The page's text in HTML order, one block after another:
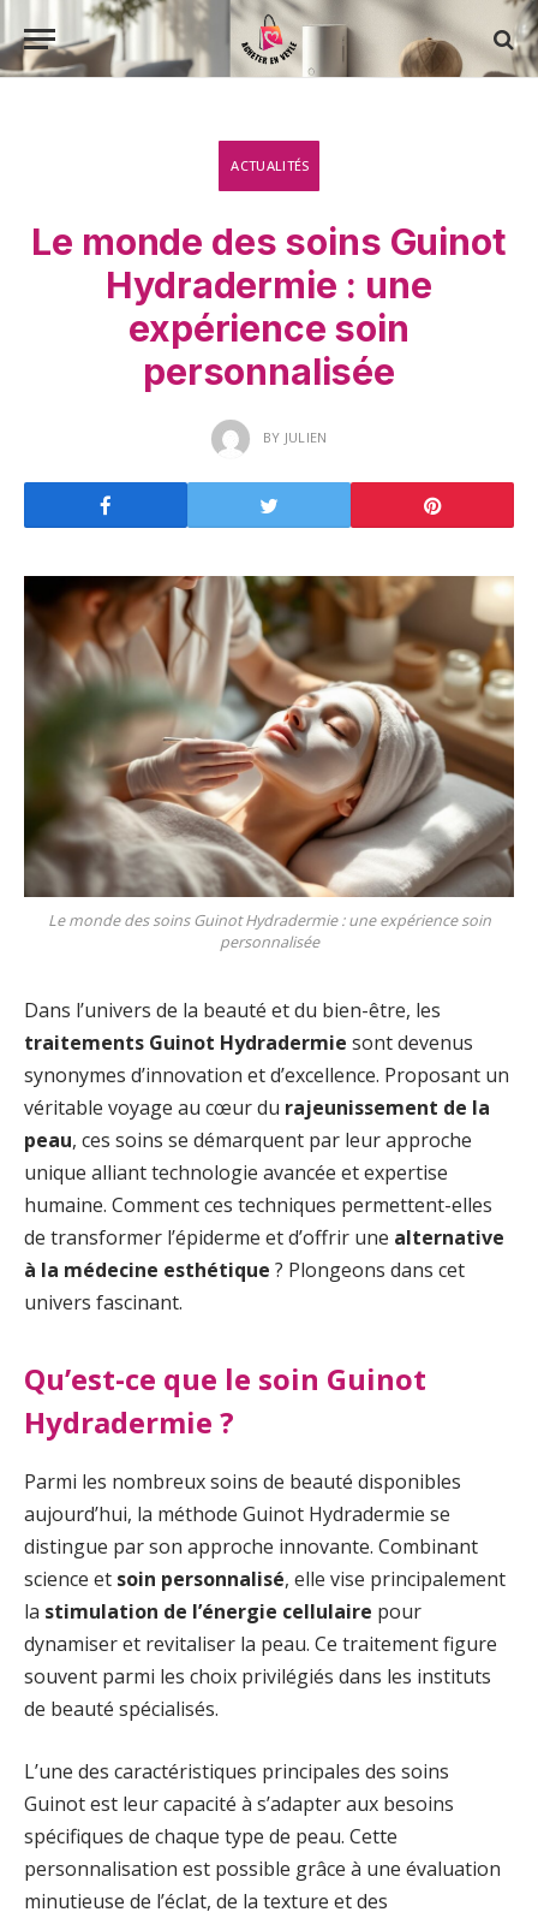
ACTUALITÉS
Le monde des soins Guinot
Hydradermie : une
expérience soin
personnalisée
BY JULIEN
Le monde des soins Guinot Hydradermie : une expérience soin
personnalisée
Dans l’univers de la beauté et du bien-être, les
traitements Guinot Hydradermie sont devenus
synonymes d’innovation et d’excellence. Proposant un
véritable voyage au cœur du rajeunissement de la
peau, ces soins se démarquent par leur approche
unique alliant technologie avancée et expertise
humaine. Comment ces techniques permettent-elles
de transformer l’épiderme et d’offrir une alternative
à la médecine esthétique ? Plongeons dans cet
univers fascinant.
Qu’est-ce que le soin Guinot
Hydradermie ?
Parmi les nombreux soins de beauté disponibles
aujourd’hui, la méthode Guinot Hydradermie se
distingue par son approche innovante. Combinant
science et soin personnalisé, elle vise principalement
la stimulation de l’énergie cellulaire pour
dynamiser et revitaliser la peau. Ce traitement figure
souvent parmi les choix privilégiés dans les instituts
de beauté spécialisés.
L’une des caractéristiques principales des soins
Guinot est leur capacité à s’adapter aux besoins
spécifiques de chaque type de peau. Cette
personnalisation est possible grâce à une évaluation
minutieuse de l’éclat, de la texture et des